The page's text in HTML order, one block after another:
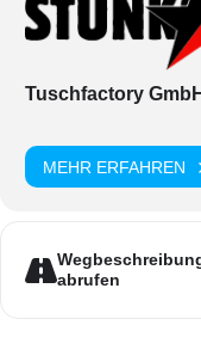
Tuschfactory GmbH
MEHR ERFAHREN
abrufen